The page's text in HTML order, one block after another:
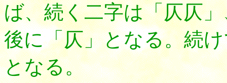
ば、続く二字は「仄仄
後に「仄」となる。続
となる。